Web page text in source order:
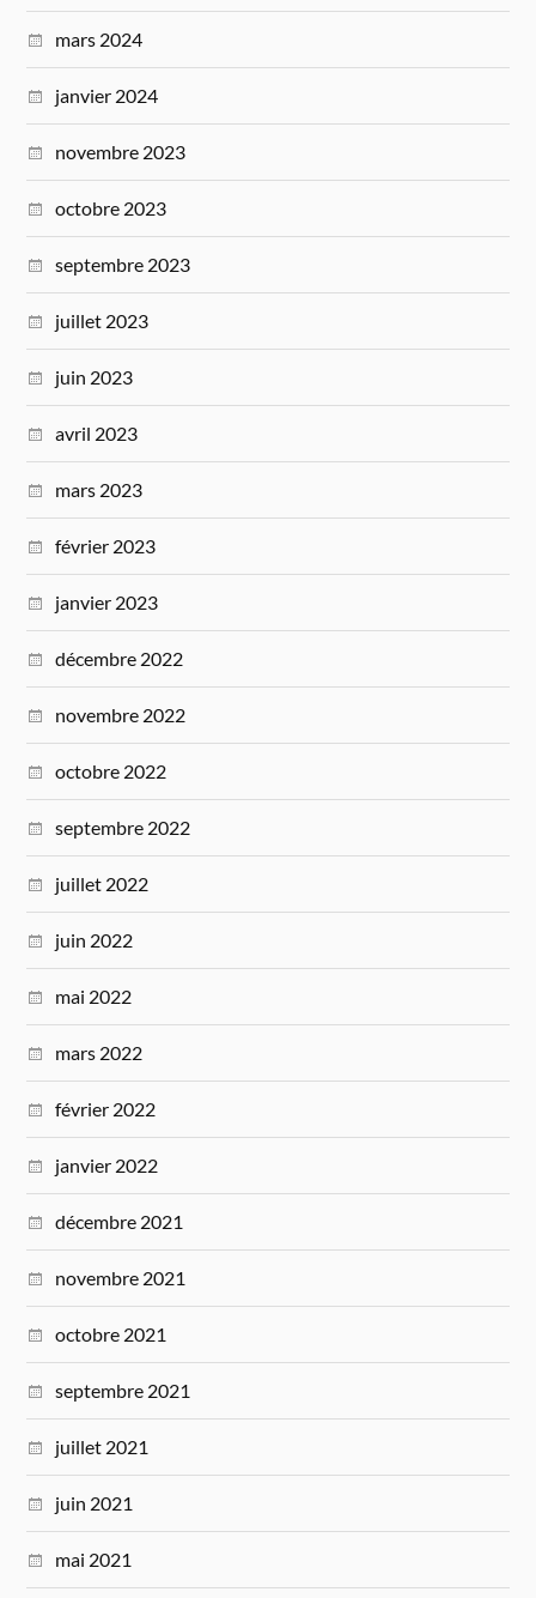
mars 2024
janvier 2024
novembre 2023
octobre 2023
septembre 2023
juillet 2023
juin 2023
avril 2023
mars 2023
février 2023
janvier 2023
décembre 2022
novembre 2022
octobre 2022
septembre 2022
juillet 2022
juin 2022
mai 2022
mars 2022
février 2022
janvier 2022
décembre 2021
novembre 2021
octobre 2021
septembre 2021
juillet 2021
juin 2021
mai 2021